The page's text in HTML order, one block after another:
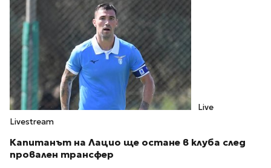
Live
Livestream
Капитанът на Лацио ще остане в клуба след
провален трансфер